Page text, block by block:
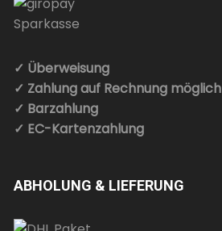
✓ Überweisung
✓ Zahlung auf Rechnung möglich
✓ Barzahlung
✓ EC-Kartenzahlung
ABHOLUNG & LIEFERUNG